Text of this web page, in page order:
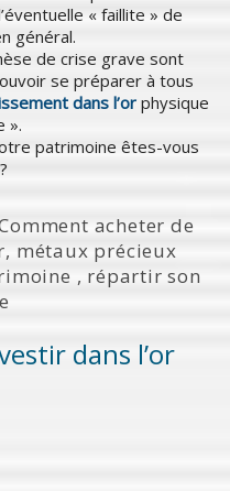
« faillite » de
général.
de crise grave sont
se préparer à tous
dans l’or physique
».
patrimoine êtes-vous
acheter de
, métaux précieux
, répartir son
dans l’or